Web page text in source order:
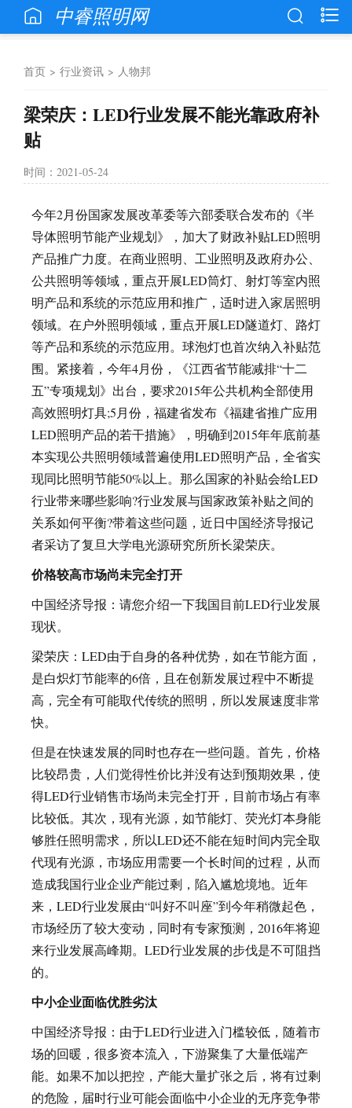
中睿照明网
首页 > 行业资讯 > 人物邦
梁荣庆：LED行业发展不能光靠政府补
贴
时间：2021-05-24
今年2月份国家发展改革委等六部委联合发布的《半
导体照明节能产业规划》，加大了财政补贴LED照明
产品推广力度。在商业照明、工业照明及政府办公、
公共照明等领域，重点开展LED筒灯、射灯等室内照
明产品和系统的示范应用和推广，适时进入家居照明
领域。在户外照明领域，重点开展LED隧道灯、路灯
等产品和系统的示范应用。球泡灯也首次纳入补贴范
围。紧接着，今年4月份，《江西省节能减排“十二
五”专项规划》出台，要求2015年公共机构全部使用
高效照明灯具;5月份，福建省发布《福建省推广应用
LED照明产品的若干措施》，明确到2015年年底前基
本实现公共照明领域普遍使用LED照明产品，全省实
现同比照明节能50%以上。那么国家的补贴会给LED
行业带来哪些影响?行业发展与国家政策补贴之间的
关系如何平衡?带着这些问题，近日中国经济导报记
者采访了复旦大学电光源研究所所长梁荣庆。
价格较高市场尚未完全打开
中国经济导报：请您介绍一下我国目前LED行业发展
现状。
梁荣庆：LED由于自身的各种优势，如在节能方面，
是白炽灯节能率的6倍，且在创新发展过程中不断提
高，完全有可能取代传统的照明，所以发展速度非常
快。
但是在快速发展的同时也存在一些问题。首先，价格
比较昂贵，人们觉得性价比并没有达到预期效果，使
得LED行业销售市场尚未完全打开，目前市场占有率
比较低。其次，现有光源，如节能灯、荧光灯本身能
够胜任照明需求，所以LED还不能在短时间内完全取
代现有光源，市场应用需要一个长时间的过程，从而
造成我国行业企业产能过剩，陷入尴尬境地。近年
来，LED行业发展由“叫好不叫座”到今年稍微起色，
市场经历了较大变动，同时有专家预测，2016年将迎
来行业发展高峰期。LED行业发展的步伐是不可阻挡
的。
中小企业面临优胜劣汰
中国经济导报：由于LED行业进入门槛较低，随着市
场的回暖，很多资本流入，下游聚集了大量低端产
能。如果不加以把控，产能大量扩张之后，将有过剩
的危险，届时行业可能会面临中小企业的无序竞争带